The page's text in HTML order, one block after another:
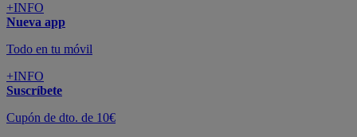
+INFO
Nueva app
Todo en tu móvil
+INFO
Suscríbete
Cupón de dto. de 10€